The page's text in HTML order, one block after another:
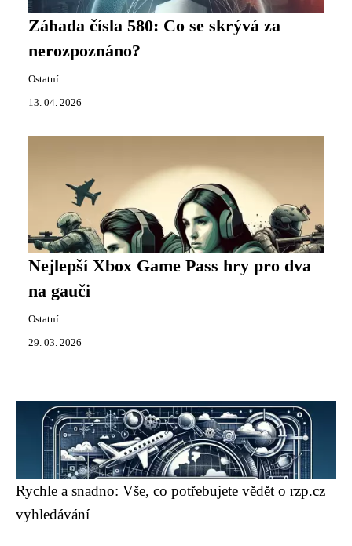
Záhada čísla 580: Co se skrývá za
nerozpoznáno?
Ostatní
13. 04. 2026
Nejlepší Xbox Game Pass hry pro dva
na gauči
Ostatní
29. 03. 2026
Rychle a snadno: Vše, co potřebujete vědět o rzp.cz
vyhledávání